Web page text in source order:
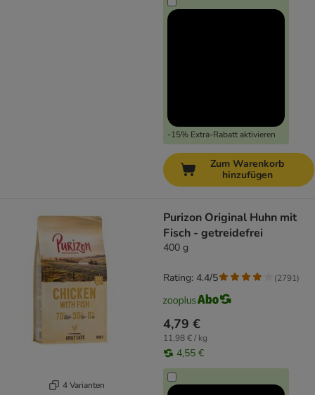
-15% Extra-Rabatt aktivieren
Zum Warenkorb
hinzufügen
4 Varianten
Purizon Original Huhn mit
Fisch - getreidefrei
400 g
4,79 €
11,98 € / kg
4,55 €
Rating: 4.4/5 (2791)